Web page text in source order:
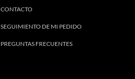
CONTACTO
SEGUIMIENTO DE MI PEDIDO
PREGUNTAS FRECUENTES